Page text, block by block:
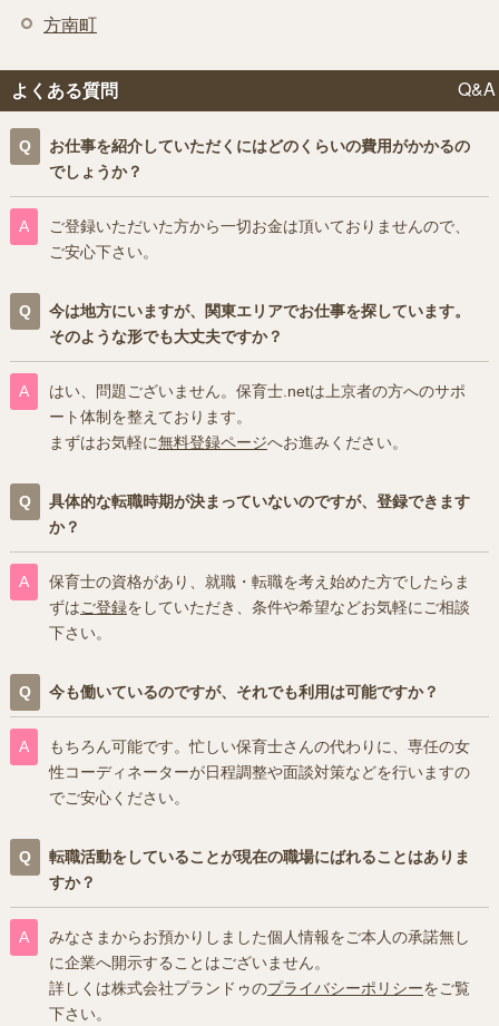
方南町
よくある質問 Q&A
お仕事を紹介していただくにはどのくらいの費用がかかるの
でしょうか？
ご登録いただいた方から一切お金は頂いておりませんので、
ご安心下さい。
今は地方にいますが、関東エリアでお仕事を探しています。
そのような形でも大丈夫ですか？
はい、問題ございません。保育士.netは上京者の方へのサポ
ート体制を整えております。
まずはお気軽に無料登録ページへお進みください。
具体的な転職時期が決まっていないのですが、登録できます
か？
保育士の資格があり、就職・転職を考え始めた方でしたらま
ずはご登録をしていただき、条件や希望などお気軽にご相談
下さい。
今も働いているのですが、それでも利用は可能ですか？
もちろん可能です。忙しい保育士さんの代わりに、専任の女
性コーディネーターが日程調整や面談対策などを行いますの
でご安心ください。
転職活動をしていることが現在の職場にばれることはありま
すか？
みなさまからお預かりしました個人情報をご本人の承諾無し
に企業へ開示することはございません。
詳しくは株式会社プランドゥのプライバシーポリシーをご覧
下さい。